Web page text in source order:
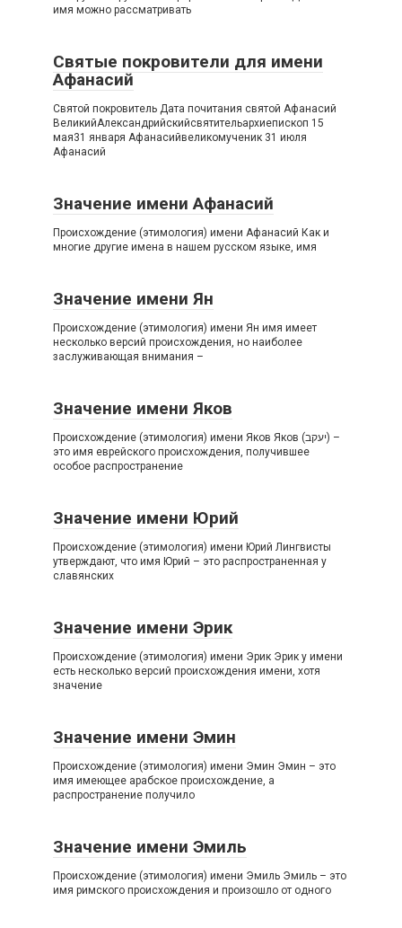
имя можно рассматривать
Святые покровители для имени
Афанасий
Святой покровитель Дата почитания святой Афанасий
ВеликийАлександрийскийсвятительархиепископ 15
мая31 января Афанасийвеликомученик 31 июля
Афанасий
Значение имени Афанасий
Происхождение (этимология) имени Афанасий Как и
многие другие имена в нашем русском языке, имя
Значение имени Ян
Происхождение (этимология) имени Ян имя имеет
несколько версий происхождения, но наиболее
заслуживающая внимания –
Значение имени Яков
Происхождение (этимология) имени Яков Яков (יעקב) –
это имя еврейского происхождения, получившее
особое распространение
Значение имени Юрий
Происхождение (этимология) имени Юрий Лингвисты
утверждают, что имя Юрий – это распространенная у
славянских
Значение имени Эрик
Происхождение (этимология) имени Эрик Эрик у имени
есть несколько версий происхождения имени, хотя
значение
Значение имени Эмин
Происхождение (этимология) имени Эмин Эмин – это
имя имеющее арабское происхождение, а
распространение получило
Значение имени Эмиль
Происхождение (этимология) имени Эмиль Эмиль – это
имя римского происхождения и произошло от одного